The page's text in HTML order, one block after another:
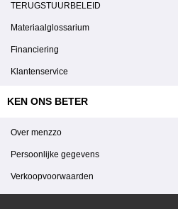
TERUGSTUURBELEID
Materiaalglossarium
Financiering
Klantenservice
KEN ONS BETER
Over menzzo
Persoonlijke gegevens
Verkoopvoorwaarden